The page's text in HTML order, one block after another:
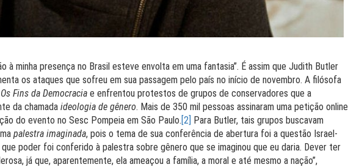
à minha presença no Brasil esteve envolta em uma fantasia”. É assim que Judith Butler
os ataques que sofreu em sua passagem pelo país no início de novembro. A filósofa
Os Fins da Democracia e enfrentou protestos de grupos de conservadores que a
da chamada ideologia de gênero. Mais de 350 mil pessoas assinaram uma petição online
do evento no Sesc Pompeia em São Paulo.[2] Para Butler, tais grupos buscavam
palestra imaginada, pois o tema de sua conferência de abertura foi a questão Israel-
poder foi conferido à palestra sobre gênero que se imaginou que eu daria. Dever ter
já que, aparentemente, ela ameaçou a família, a moral e até mesmo a nação”,